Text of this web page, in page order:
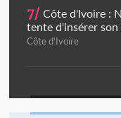
7/ Côte d'Ivoire :
tente d'insérer son
Côte d'Ivoire